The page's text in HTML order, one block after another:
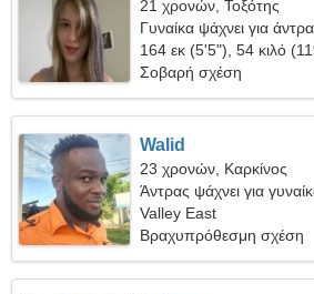
21 χρονών, Τοξότης
Γυναίκα ψάχνει για
164 εκ (5'5"), 54 κιλό
Σοβαρή σχέση
Walid
23 χρονών, Καρκίνος
Άντρας ψάχνει για
Valley East
Βραχυπρόθεσμη σχέση